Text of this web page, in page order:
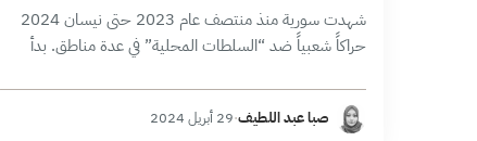
شهدت سورية منذ منتصف عام 2023 حتى نيسان 2024
حراكاً شعبياً ضد “السلطات المحلية” في عدة مناطق. بدأ
العربية ضد…
صبا عبد اللطيف·29 أبريل 2024